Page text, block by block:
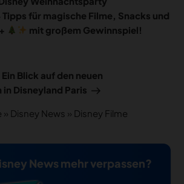
für magische Filme, Snacks und
mit großem Gewinnspiel!
Blick auf den neuen
Disneyland Paris
» Disney News » Disney Filme
News mehr verpassen?